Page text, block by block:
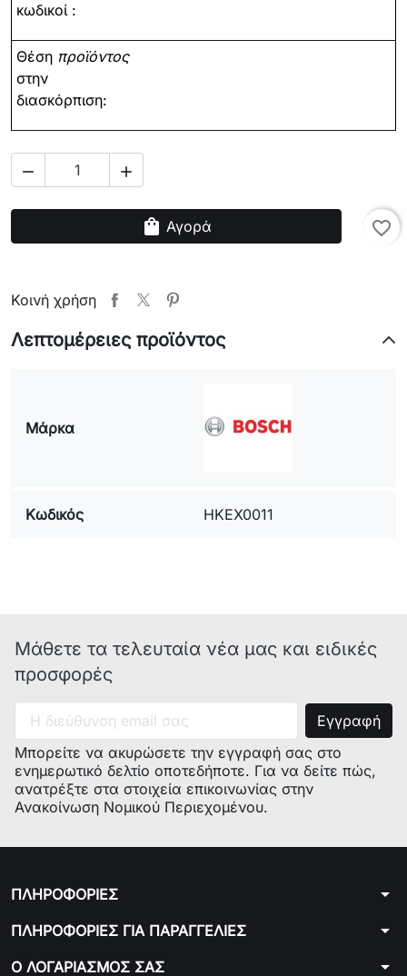
κωδικοί :
Θέση προϊόντος
στην
διασκόρπιση:
 
shopping_bag Αγορά favorite_border
Κοινή χρήση
Λεπτομέρειες προϊόντος
Μάρκα
Κωδικός HKEX0011
Μάθετε τα τελευταία νέα μας και ειδικές
προσφορές
Μπορείτε να ακυρώσετε την εγγραφή σας στο
ενημερωτικό δελτίο οποτεδήποτε. Για να δείτε πώς,
ανατρέξτε στα στοιχεία επικοινωνίας στην
Ανακοίνωση Νομικού Περιεχομένου.
ΠΛΗΡΟΦΟΡΙΕΣ arrow_drop_down
ΠΛΗΡΟΦΟΡΙΕΣ ΓΙΑ ΠΑΡΑΓΓΕΛΙΕΣ arrow_drop_down
Ο ΛΟΓΑΡΙΑΣΜΟΣ ΣΑΣ arrow_drop_down